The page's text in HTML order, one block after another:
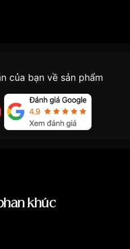
của bạn về sản phẩm
khúc